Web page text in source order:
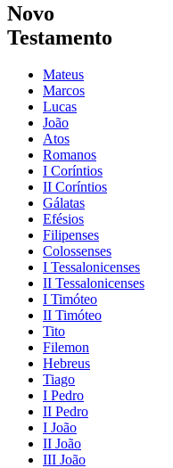
Novo
Testamento
Mateus
Marcos
Lucas
João
Atos
Romanos
I Coríntios
II Coríntios
Gálatas
Efésios
Filipenses
Colossenses
I Tessalonicenses
II Tessalonicenses
I Timóteo
II Timóteo
Tito
Filemon
Hebreus
Tiago
I Pedro
II Pedro
I João
II João
III João